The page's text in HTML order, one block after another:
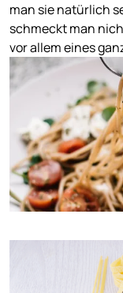
man sie natürlich
schmeckt man
vor allem eines